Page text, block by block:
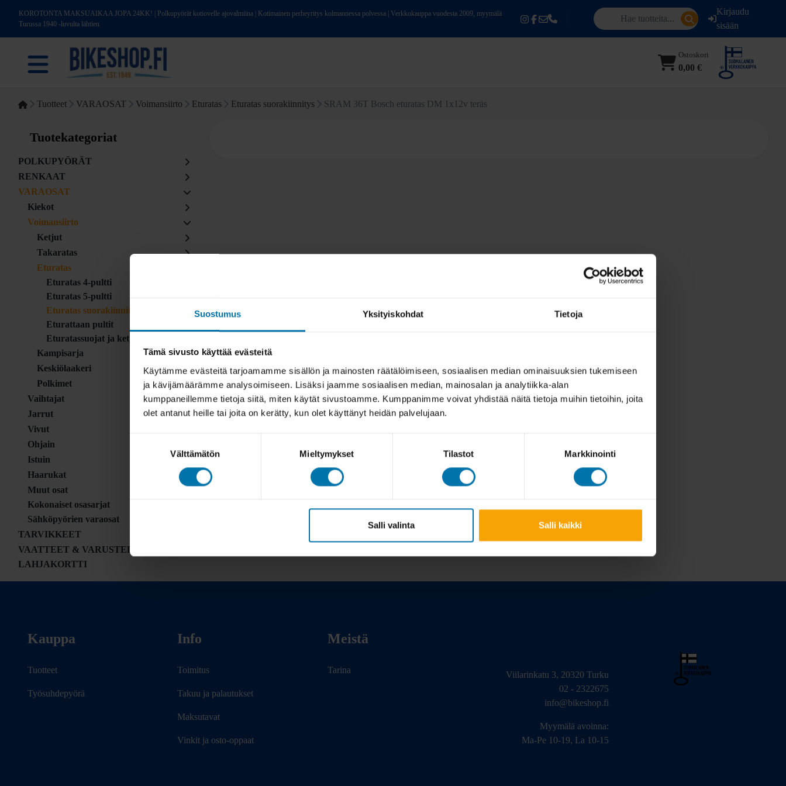
Suostumus Yksityiskohdat Tietoja
Tämä sivusto käyttää evästeitä
Käytämme evästeitä tarjoamamme sisällön ja mainosten räätälöimiseen, sosiaalisen median ominaisuuksien tukemiseen
ja kävijämäärämme analysoimiseen. Lisäksi jaamme sosiaalisen median, mainosalan ja analytiikka-alan
kumppaneillemme tietoja siitä, miten käytät sivustoamme. Kumppanimme voivat yhdistää näitä tietoja muihin tietoihin, joita
olet antanut heille tai joita on kerätty, kun olet käyttänyt heidän palvelujaan.
Välttämätön Mieltymykset Tilastot Markkinointi
Salli valinta Salli kaikki
KOROTONTA MAKSUAIKAA JOPA 24KK! | Polkupyörät kotiovelle ajovalmiina | Kotimainen perheyritys kolmannessa polvessa | Verkkokauppa vuodesta 2009, myymälä
Turussa 1940 -luvulta lähtien
Kirjaudu
sisään
Ostoskori
0,00 €
Tuotteet VARAOSAT Voimansiirto Eturatas Eturatas suorakiinnitys SRAM 36T Bosch eturatas DM 1x12v teräs
Tuotekategoriat
POLKUPYÖRÄT
RENKAAT
VARAOSAT
Kiekot
Voimansiirto
Ketjut
Takaratas
Eturatas
Eturatas 4-pultti
Eturatas 5-pultti
Eturatas suorakiinnitys
Eturattaan pultit
Eturatassuojat ja ketjuohjurit
Kampisarja
Keskiölaakeri
Polkimet
Vaihtajat
Jarrut
Vivut
Ohjain
Istuin
Haarukat
Muut osat
Kokonaiset osasarjat
Sähköpyörien varaosat
TARVIKKEET
VAATTEET & VARUSTEET
LAHJAKORTTI
Kauppa
Tuotteet
Työsuhdepyörä
Info
Toimitus
Takuu ja palautukset
Maksutavat
Vinkit ja osto-oppaat
Meistä
Tarina
Viilarinkatu 3, 20320 Turku
02 - 2322675
info@bikeshop.fi
Myymälä avoinna:
Ma-Pe 10-19, La 10-15